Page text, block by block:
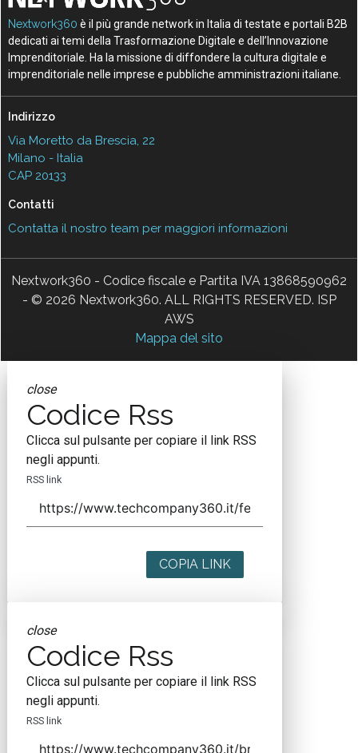
Nextwork360 è il più grande network in Italia di testate e portali B2B
dedicati ai temi della Trasformazione Digitale e dell’Innovazione
Imprenditoriale. Ha la missione di diffondere la cultura digitale e
imprenditoriale nelle imprese e pubbliche amministrazioni italiane.
Indirizzo
Via Moretto da Brescia, 22
Milano - Italia
CAP 20133
Contatti
Contatta il nostro team per maggiori informazioni
Nextwork360 - Codice fiscale e Partita IVA 13868590962
- © 2026 Nextwork360. ALL RIGHTS RESERVED. ISP
AWS
Mappa del sito
close
Codice Rss
Clicca sul pulsante per copiare il link RSS
negli appunti.
RSS link
COPIA LINK
close
Codice Rss
Clicca sul pulsante per copiare il link RSS
negli appunti.
RSS link